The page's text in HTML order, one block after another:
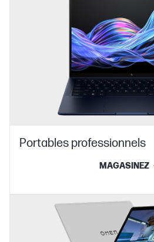
Portables professionnels
MAGASINEZ